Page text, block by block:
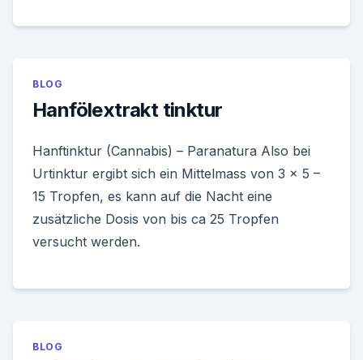
BLOG
Hanfölextrakt tinktur
Hanftinktur (Cannabis) – Paranatura Also bei
Urtinktur ergibt sich ein Mittelmass von 3 x 5 –
15 Tropfen, es kann auf die Nacht eine
zusätzliche Dosis von bis ca 25 Tropfen
versucht werden.
BLOG